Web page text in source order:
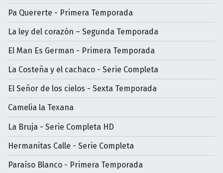
Pa Quererte - Primera Temporada
La ley del corazón – Segunda Temporada
El Man Es German - Primera Temporada
La Costeña y el cachaco - Serie Completa
El Señor de los cielos - Sexta Temporada
Camelia la Texana
La Bruja - Serie Completa HD
Hermanitas Calle - Serie Completa
Paraíso Blanco - Primera Temporada